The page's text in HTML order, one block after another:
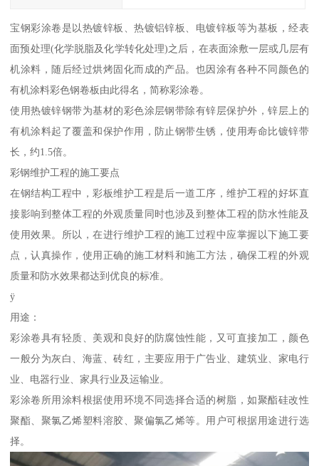
宝钢彩涂卷是以热镀锌板、热镀铝锌板、电镀锌板等为基板，经表
面预处理(化学脱脂及化学转化处理)之后，在表面涂敷一层或几层有
机涂料，随后经过烘烤固化而成的产品。也因涂有各种不同颜色的
有机涂料彩色钢卷板由此得名，简称彩涂卷。
使用热镀锌钢带为基材的彩色涂层钢带除有锌层保护外，锌层上的
有机涂料起了覆盖和保护作用，防止钢带生锈，使用寿命比镀锌带
长，约1.5倍。
彩钢维护工程的施工要点
在钢结构工程中，彩板维护工程是后一道工序，维护工程的好坏直
接影响到整体工程的外观质量同时也涉及到整体工程的防水性能及
使用效果。所以，在进行维护工程的施工过程中应掌握以下施工要
点，认真操作，使用正确的施工材料和施工方法，确保工程的外观
质量和防水效果都达到优良的标准。
ÿ
用途：
彩涂卷具有轻质、美观和良好的防腐蚀性能，又可直接加工，颜色
一般分为灰白、海蓝、砖红，主要应用于广告业、建筑业、家电行
业、电器行业、家具行业及运输业。
彩涂卷所用涂料根据使用环境不同选择合适的树脂，如聚酯硅改性
聚酯、聚氯乙烯塑料溶胶、聚偏氯乙烯等。用户可根据用途进行选
择。